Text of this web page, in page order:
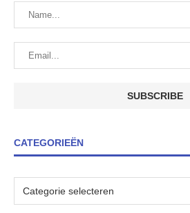
CATEGORIEËN